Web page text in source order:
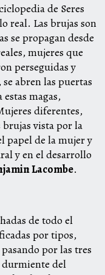
de Seres
real. Las brujas son
se propagan desde
mujeres que
perseguidas y
abren las puertas
magas,
diferentes,
vista por la
papel de la mujer y
y en el desarrollo
Lacombe.
de todo el
por tipos,
por las tres
durmiente del